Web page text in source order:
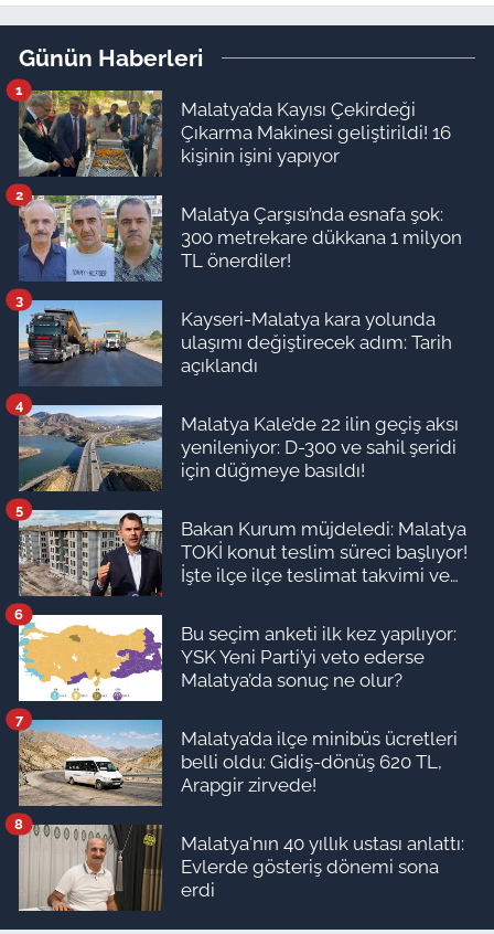
yapılıyormuş
Günün Haberleri
Malatya’da Kayısı Çekirdeği
Çıkarma Makinesi geliştirildi! 16
kişinin işini yapıyor
1
Malatya Çarşısı’nda esnafa şok:
300 metrekare dükkana 1 milyon
TL önerdiler!
2
Kayseri-Malatya kara yolunda
ulaşımı değiştirecek adım: Tarih
açıklandı
3
Malatya Kale’de 22 ilin geçiş aksı
yenileniyor: D-300 ve sahil şeridi
için düğmeye basıldı!
4
Bakan Kurum müjdeledi: Malatya
TOKİ konut teslim süreci başlıyor!
İşte ilçe ilçe teslimat takvimi ve
5
Bu seçim anketi ilk kez yapılıyor:
YSK Yeni Parti’yi veto ederse
Malatya’da sonuç ne olur?
6
Malatya’da ilçe minibüs ücretleri
belli oldu: Gidiş-dönüş 620 TL,
Arapgir zirvede!
7
Malatya'nın 40 yıllık ustası anlattı:
Evlerde gösteriş dönemi sona
erdi
8